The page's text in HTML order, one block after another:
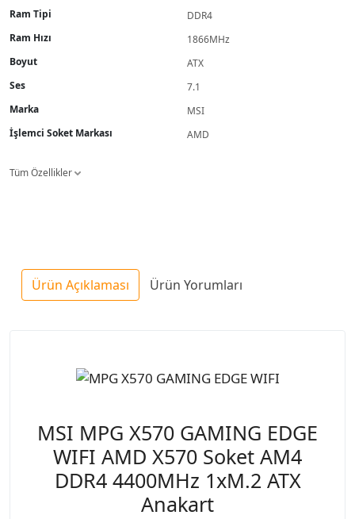
Ram Tipi
DDR4
Ram Hızı
1866MHz
Boyut
ATX
Ses
7.1
Marka
MSI
İşlemci Soket Markası
AMD
Tüm Özellikler
Ürün Açıklaması Ürün Yorumları
MSI MPG X570 GAMING EDGE
WIFI AMD X570 Soket AM4
DDR4 4400MHz 1xM.2 ATX
Anakart